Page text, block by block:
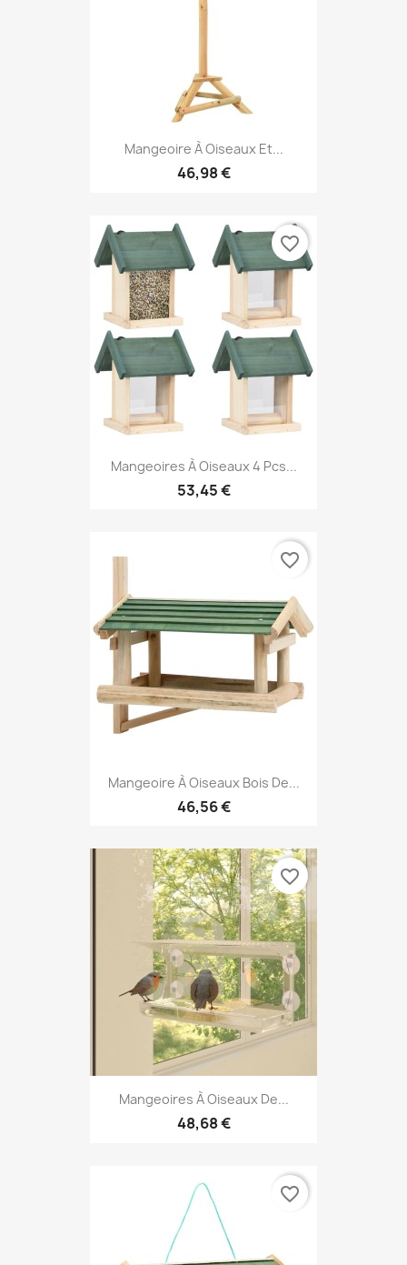
Mangeoire À Oiseaux Et...
46,98 €
Mangeoires À Oiseaux 4 Pcs...
53,45 €
favorite_border
Mangeoire À Oiseaux Bois De...
46,56 €
favorite_border
Mangeoires À Oiseaux De...
48,68 €
favorite_border
favorite_border